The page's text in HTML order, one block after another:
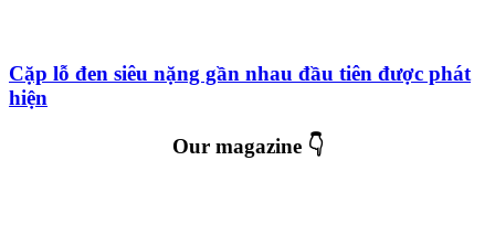
Cặp lỗ đen siêu nặng gần nhau đầu tiên được phát
hiện
Our magazine 👇